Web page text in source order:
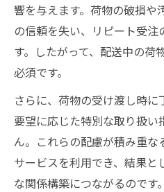
響を与えます。荷物の破損や
の信頼を失い、リピート受注
す。したがって、配送中の荷
必須です。
さらに、荷物の受け渡し時
要望に応じた特別な取り扱
ん。これらの配慮が積み重な
サービスを利用でき、結果
な関係構築につながるのです。